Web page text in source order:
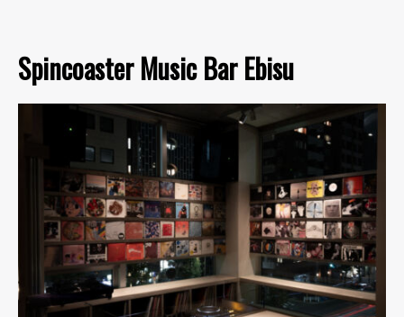
Spincoaster Music Bar Ebisu